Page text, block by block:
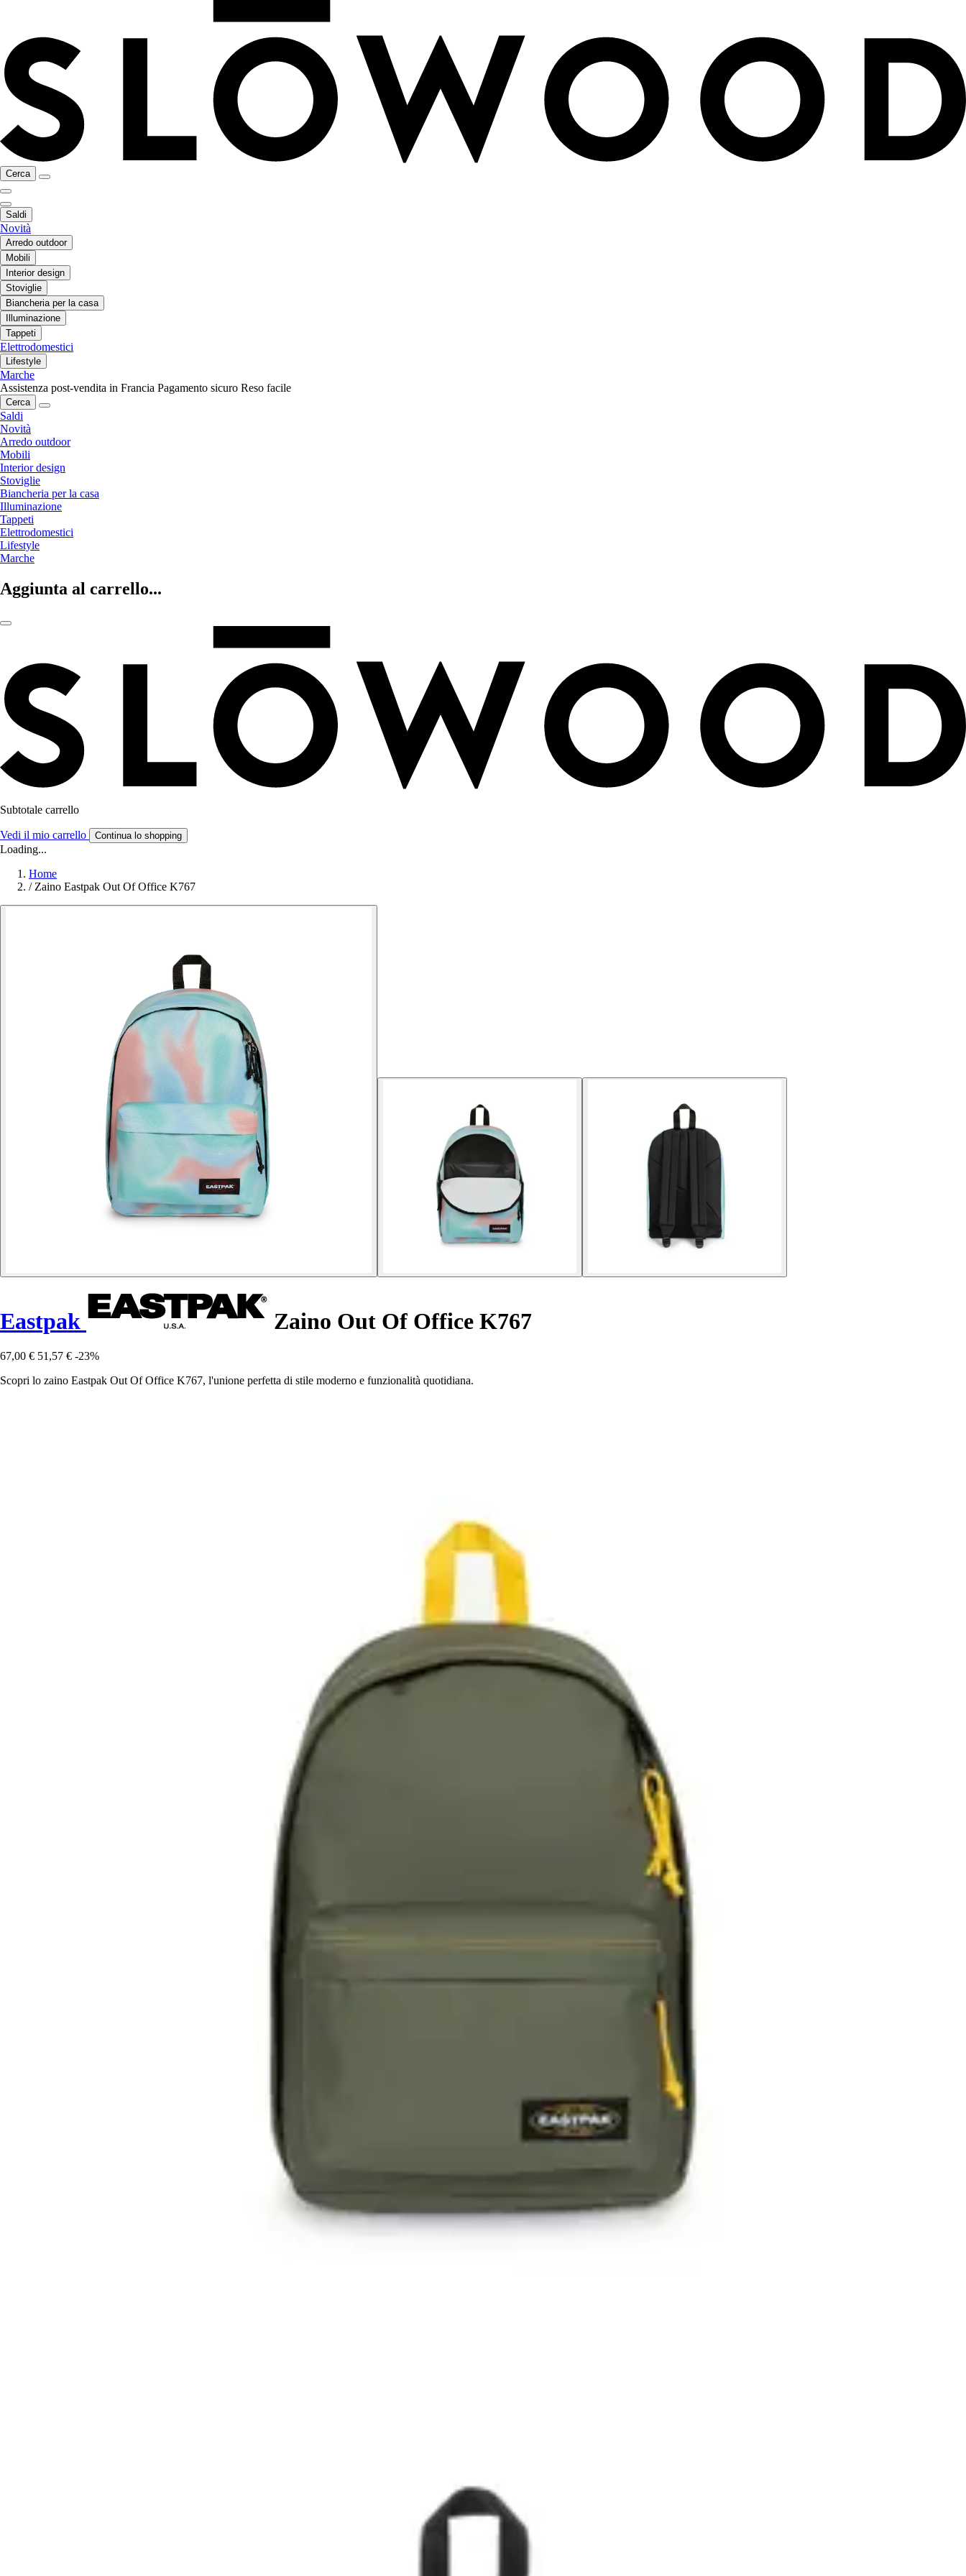
Cerca
Saldi
Novità
Arredo outdoor
Mobili
Interior design
Stoviglie
Biancheria per la casa
Illuminazione
Tappeti
Elettrodomestici
Lifestyle
Marche
Assistenza post-vendita in Francia Pagamento sicuro Reso facile
Cerca
Saldi
Novità
Arredo outdoor
Mobili
Interior design
Stoviglie
Biancheria per la casa
Illuminazione
Tappeti
Elettrodomestici
Lifestyle
Marche
Aggiunta al carrello...
Subtotale carrello
Vedi il mio carrello Continua lo shopping
Loading...
Home
/ Zaino Eastpak Out Of Office K767
Eastpak Zaino Out Of Office K767
67,00 € 51,57 € -23%
Scopri lo zaino Eastpak Out Of Office K767, l'unione perfetta di stile moderno e funzionalità quotidiana.